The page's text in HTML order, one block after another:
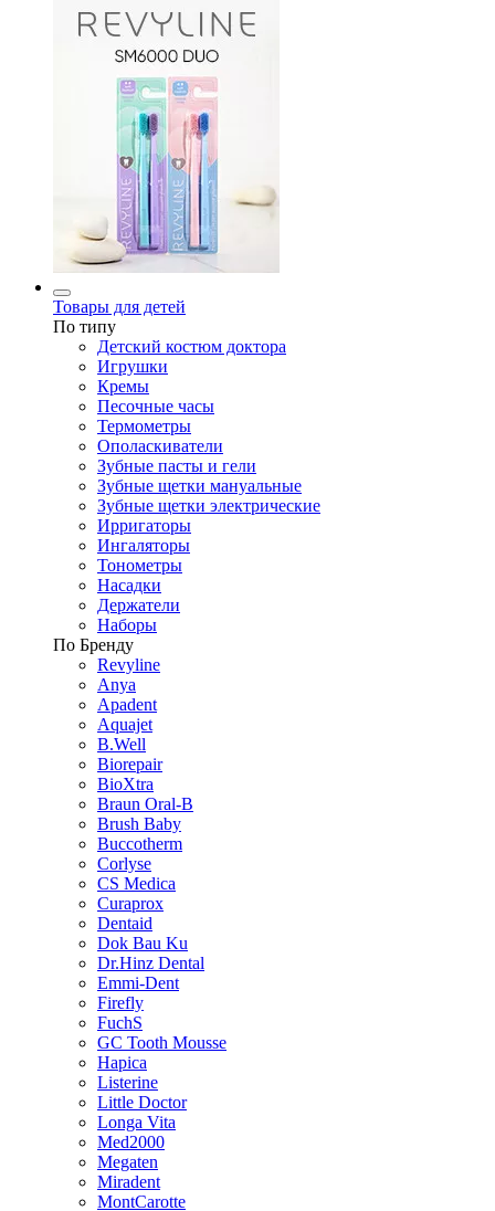
Товары для детей
По типу
Детский костюм доктора
Игрушки
Кремы
Песочные часы
Термометры
Ополаскиватели
Зубные пасты и гели
Зубные щетки мануальные
Зубные щетки электрические
Ирригаторы
Ингаляторы
Тонометры
Насадки
Держатели
Наборы
По Бренду
Revyline
Anya
Apadent
Aquajet
B.Well
Biorepair
BioXtra
Braun Oral-B
Brush Baby
Buccotherm
Corlyse
CS Medica
Curaprox
Dentaid
Dok Bau Ku
Dr.Hinz Dental
Emmi-Dent
Firefly
FuchS
GC Tooth Mousse
Hapica
Listerine
Little Doctor
Longa Vita
Med2000
Megaten
Miradent
MontCarotte